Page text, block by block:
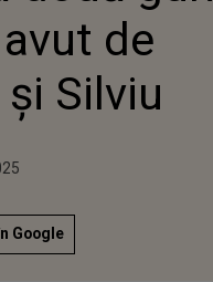
de
Silviu
Google